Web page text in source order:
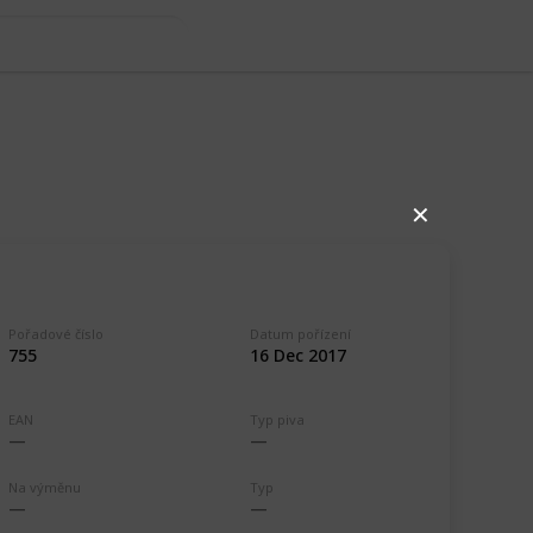
✕
Pořadové číslo
755
Datum pořízení
16 Dec 2017
EAN Typ piva
Na výměnu Typ